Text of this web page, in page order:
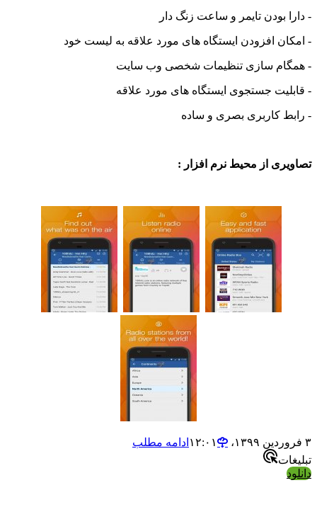
بودن تایمر و ساعت زنگ دار
افزودن ایستگاه های مورد علاقه به لیست خود
سازی تنظیمات شخصی وب سایت
جستجوی ایستگاه های مورد علاقه
کاربری بصری و ساده
از محیط نرم افزار :
ادامه مطلب